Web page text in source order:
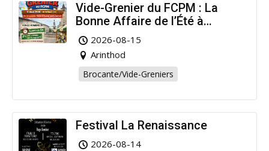
Vide-Grenier du FCPM : La
Bonne Affaire de l’Été à
Arinthod !
2026-08-15
Arinthod
Brocante/Vide-Greniers
Festival La Renaissance
2026-08-14